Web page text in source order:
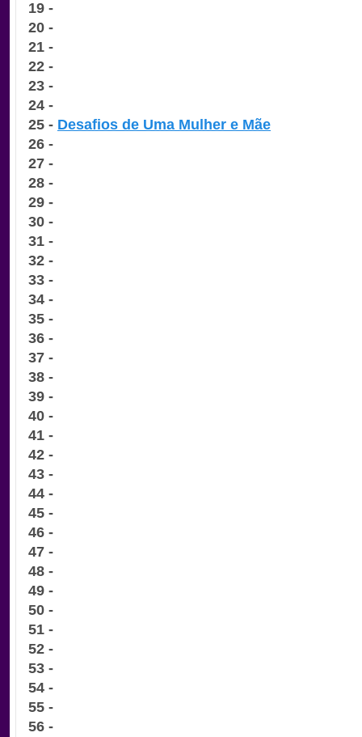
19 -
20 -
21 -
22 -
23 -
24 -
25 - Desafios de Uma Mulher e Mãe
26 -
27 -
28 -
29 -
30 -
31 -
32 -
33 -
34 -
35 -
36 -
37 -
38 -
39 -
40 -
41 -
42 -
43 -
44 -
45 -
46 -
47 -
48 -
49 -
50 -
51 -
52 -
53 -
54 -
55 -
56 -